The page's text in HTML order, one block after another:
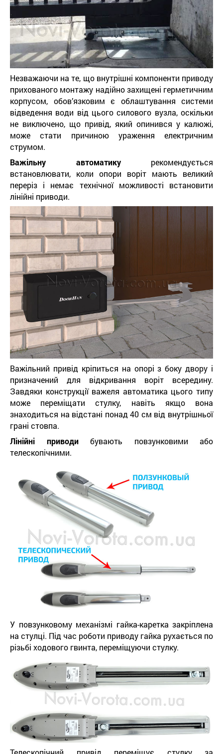
Незважаючи на те, що внутрішні компоненти приводу
прихованого монтажу надійно захищені герметичним
корпусом, обов’язковим є облаштування системи
відведення води від цього силового вузла, оскільки
не виключено, що привід, який опинився у калюжі,
може стати причиною ураження електричним
струмом.
Важільну автоматикурекомендується
встановлювати, коли опори воріт мають великий
переріз і немає технічної можливості встановити
лінійні приводи.
Важільний привід кріпиться на опорі з боку двору і
призначений для відкривання воріт всередину.
Завдяки конструкції важеля автоматика цього типу
може переміщати стулку, навіть якщо вона
знаходиться на відстані понад 40 см від внутрішньої
грані стовпа.
Лінійні приводибувають повзунковими або
телескопічними.
У повзунковому механізмі гайка-каретка закріплена
на стулці. Під час роботи приводу гайка рухається по
різьбі ходового гвинта, переміщуючи стулку.